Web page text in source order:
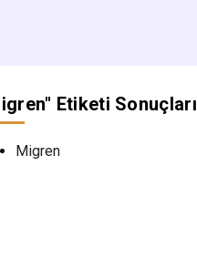
" Etiketi Sonuçları
Migren